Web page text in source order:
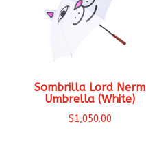
Sombrilla Lord Nerm
Umbrella (White)
$1,050.00